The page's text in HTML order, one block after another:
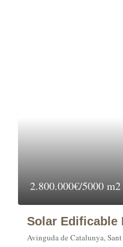
2.800.000€/5000